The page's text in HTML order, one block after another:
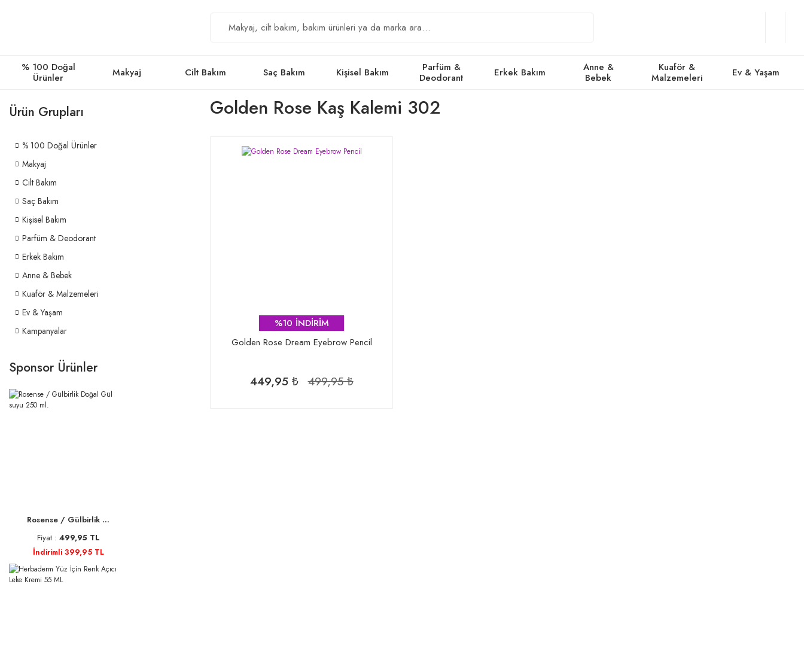
% 100 Doğal
Ürünler
Makyaj Cilt Bakım Saç Bakım Kişisel Bakım
Parfüm &
Deodorant
Erkek Bakım
Anne &
Bebek
Kuaför &
Malzemeleri
Ev & Yaşam
Ürün Grupları
% 100 Doğal Ürünler
Makyaj
Cilt Bakım
Saç Bakım
Kişisel Bakım
Parfüm & Deodorant
Erkek Bakım
Anne & Bebek
Kuaför & Malzemeleri
Ev & Yaşam
Kampanyalar
Sponsor Ürünler
Rosense / Gülbirlik ...
Fiyat : 499,95 TL
İndirimli 399,95 TL
Golden Rose Kaş Kalemi 302
%10 İNDİRİM
Golden Rose Dream Eyebrow Pencil
449,95 ₺ 499,95 ₺